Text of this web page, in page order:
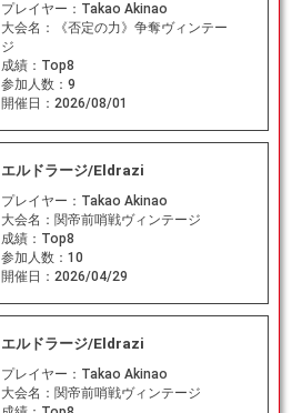
プレイヤー： Takao Akinao
大会名：
《否定の力》争奪ヴィンテー
ジ
成績： Top8
参加人数： 9
開催日： 2026/08/01
エルドラージ/Eldrazi
プレイヤー： Takao Akinao
大会名： 関帝前哨戦ヴィンテージ
成績： Top8
参加人数： 10
開催日： 2026/04/29
エルドラージ/Eldrazi
プレイヤー： Takao Akinao
大会名： 関帝前哨戦ヴィンテージ